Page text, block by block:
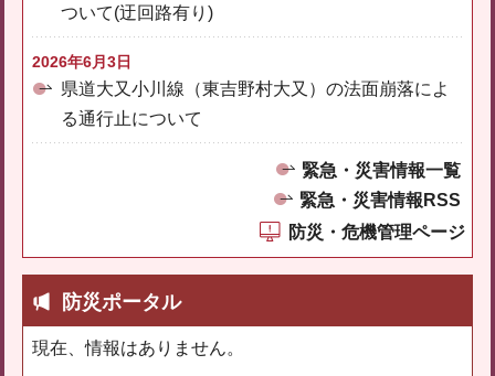
ついて(迂回路有り)
2026年6月3日
県道大又小川線（東吉野村大又）の法面崩落によ
る通行止について
緊急・災害情報一覧
緊急・災害情報RSS
防災・危機管理ページ
防災ポータル
現在、情報はありません。